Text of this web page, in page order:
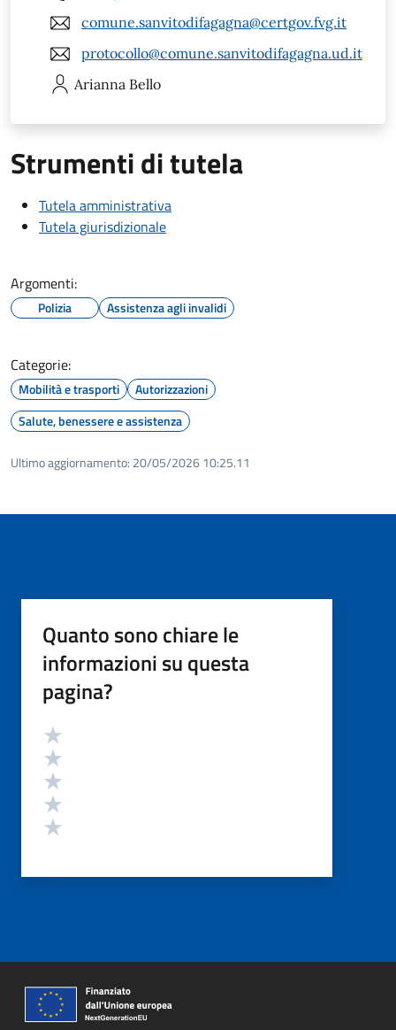
comune.sanvitodifagagna@certgov.fvg.it
protocollo@comune.sanvitodifagagna.ud.it
Arianna Bello
Strumenti di tutela
Tutela amministrativa
Tutela giurisdizionale
Argomenti:
Polizia Assistenza agli invalidi
Categorie:
Mobilità e trasporti
Autorizzazioni
Salute, benessere e assistenza
Ultimo aggiornamento: 20/05/2026 10:25.11
Quanto sono chiare le
informazioni su questa
pagina?
Valutazione